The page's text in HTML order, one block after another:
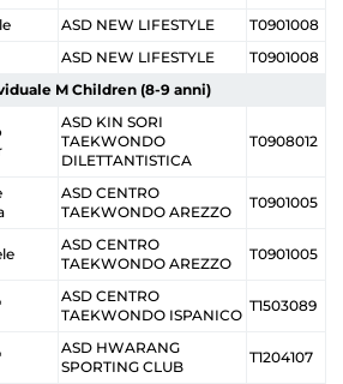
ASD NEW LIFESTYLE
T0901008
ASD NEW LIFESTYLE
T0901008
M Children (8-9 anni)
ASD KIN SORI
TAEKWONDO
DILETTANTISTICA
T0908012
ASD CENTRO
TAEKWONDO AREZZO
T0901005
ASD CENTRO
TAEKWONDO AREZZO
T0901005
ASD CENTRO
TAEKWONDO ISPANICO
T1503089
ASD HWARANG
SPORTING CLUB
T1204107